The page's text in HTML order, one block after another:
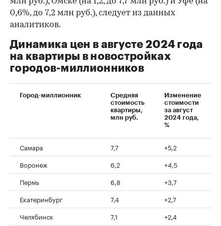
0,6%, до 7,2 млн руб.), следует из данных
аналитиков.
Динамика цен в августе 2024 года
на квартиры в новостройках
городов-миллионников
Город-миллионник
Средняя
стоимость
квартиры,
млн руб.
Изменение
стоимости
за август
2024 года,
%
Самара 7,7
+5,2
Воронеж
6,2
+4,5
Пермь
6,8
+3,7
Екатеринбург
7,4
+2,7
Челябинск
7,1
+2,4